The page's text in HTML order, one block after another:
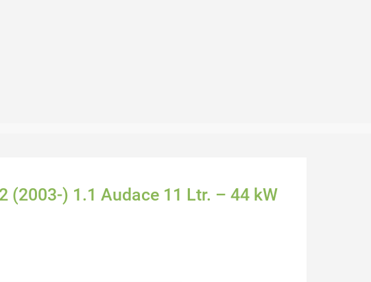
(2003-) 1.1 Audace 11 Ltr. – 44 kW